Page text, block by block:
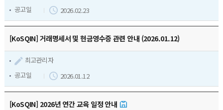
공고일
2026.02.23
[KoSQIN] 거래명세서 및 현금영수증 관련 안내 (2026.01.12)
최고관리자
공고일
2026.01.12
[KoSQIN] 2026년 연간 교육 일정 안내